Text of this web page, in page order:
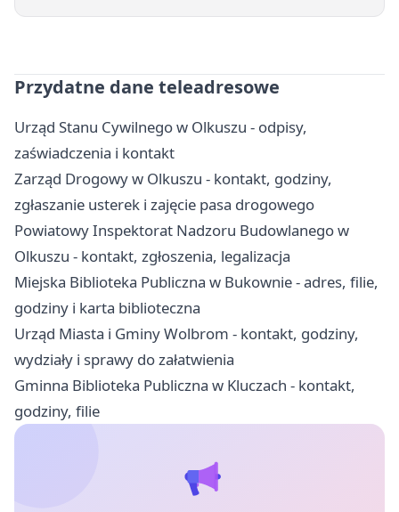
Przydatne dane teleadresowe
Urząd Stanu Cywilnego w Olkuszu - odpisy,
zaświadczenia i kontakt
Zarząd Drogowy w Olkuszu - kontakt, godziny,
zgłaszanie usterek i zajęcie pasa drogowego
Powiatowy Inspektorat Nadzoru Budowlanego w
Olkuszu - kontakt, zgłoszenia, legalizacja
Miejska Biblioteka Publiczna w Bukownie - adres, filie,
godziny i karta biblioteczna
Urząd Miasta i Gminy Wolbrom - kontakt, godziny,
wydziały i sprawy do załatwienia
Gminna Biblioteka Publiczna w Kluczach - kontakt,
godziny, filie